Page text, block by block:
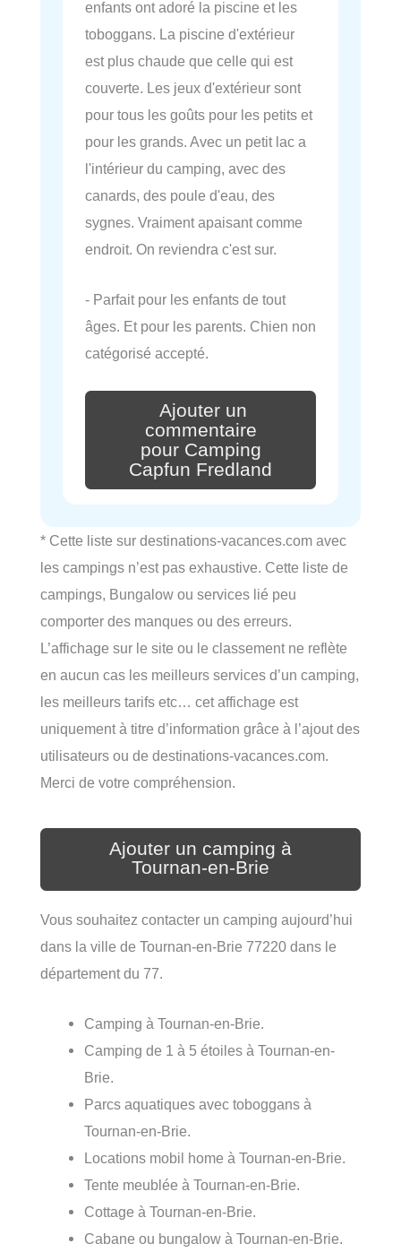
enfants ont adoré la piscine et les
toboggans. La piscine d'extérieur
est plus chaude que celle qui est
couverte. Les jeux d'extérieur sont
pour tous les goûts pour les petits et
pour les grands. Avec un petit lac a
l'intérieur du camping, avec des
canards, des poule d'eau, des
sygnes. Vraiment apaisant comme
endroit. On reviendra c'est sur.
- Parfait pour les enfants de tout
âges. Et pour les parents. Chien non
catégorisé accepté.
Ajouter un
commentaire
pour Camping
Capfun Fredland
* Cette liste sur destinations-vacances.com avec
les campings n’est pas exhaustive. Cette liste de
campings, Bungalow ou services lié peu
comporter des manques ou des erreurs.
L’affichage sur le site ou le classement ne reflète
en aucun cas les meilleurs services d’un camping,
les meilleurs tarifs etc… cet affichage est
uniquement à titre d’information grâce à l’ajout des
utilisateurs ou de destinations-vacances.com.
Merci de votre compréhension.
Ajouter un camping à
Tournan-en-Brie
Vous souhaitez contacter un camping aujourd’hui
dans la ville de Tournan-en-Brie 77220 dans le
département du 77.
Camping à Tournan-en-Brie.
Camping de 1 à 5 étoiles à Tournan-en-
Brie.
Parcs aquatiques avec toboggans à
Tournan-en-Brie.
Locations mobil home à Tournan-en-Brie.
Tente meublée à Tournan-en-Brie.
Cottage à Tournan-en-Brie.
Cabane ou bungalow à Tournan-en-Brie.